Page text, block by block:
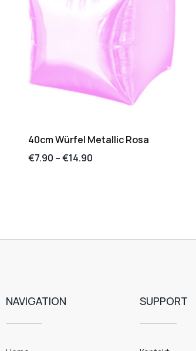
40cm Würfel Metallic Rosa
€7.90 –€14.90
NAVIGATION SUPPORT